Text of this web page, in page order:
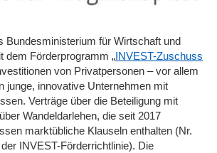
Innovation
Sie hier alle Informationen über das
Kredit Innovation»weiterlesen
Filmwirtschaft
Sie hier alle Informationen über das
die Filmwirtschaft
» weiterlesen
Bundesministerium für Wirtschaft und
dem Förderprogramm „ INVEST-Zuschuss
von Privatpersonen – vor allem
junge, innovative Unternehmen mit
Verträge über die Beteiligung mit
Wandeldarlehen, die seit 2017
marktübliche Klauseln enthalten (Nr.
INVEST-Förderrichtlinie). Die